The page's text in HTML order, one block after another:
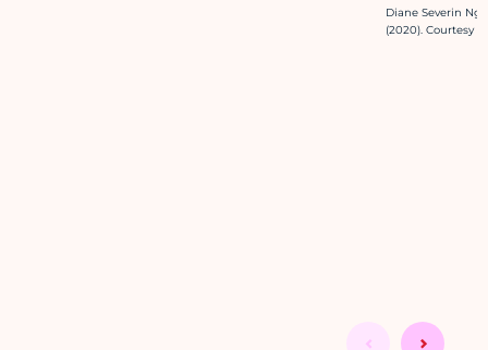
Crédit photo :
Diane Severin
(2020). Courtesy